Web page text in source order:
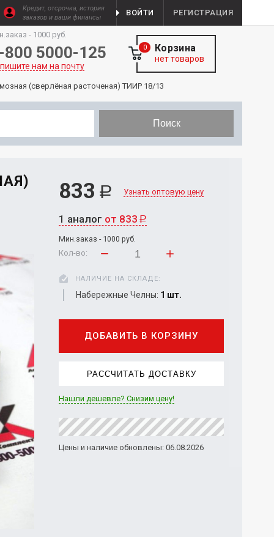
Кредит, отсрочка, история
заказов и ваши финансы
ВОЙТИ РЕГИСТРАЦИЯ
- 1000 руб.
800 5000-125
нам на почту
Корзина
0
нет товаров
(сверлёная расточеная) ТИИР 18/13
Поиск
833 Р Узнать оптовую цену
1 аналог от 833 Р
Мин.заказ - 1000 руб.
Кол-во:
НАЛИЧИЕ НА СКЛАДЕ:
Набережные Челны: 1 шт.
ДОБАВИТЬ В КОРЗИНУ
РАССЧИТАТЬ ДОСТАВКУ
Нашли дешевле? Снизим цену!
Цены и наличие обновлены: 06.08.2026